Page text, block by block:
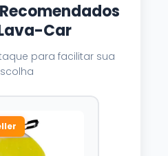
Car
para facilitar sua